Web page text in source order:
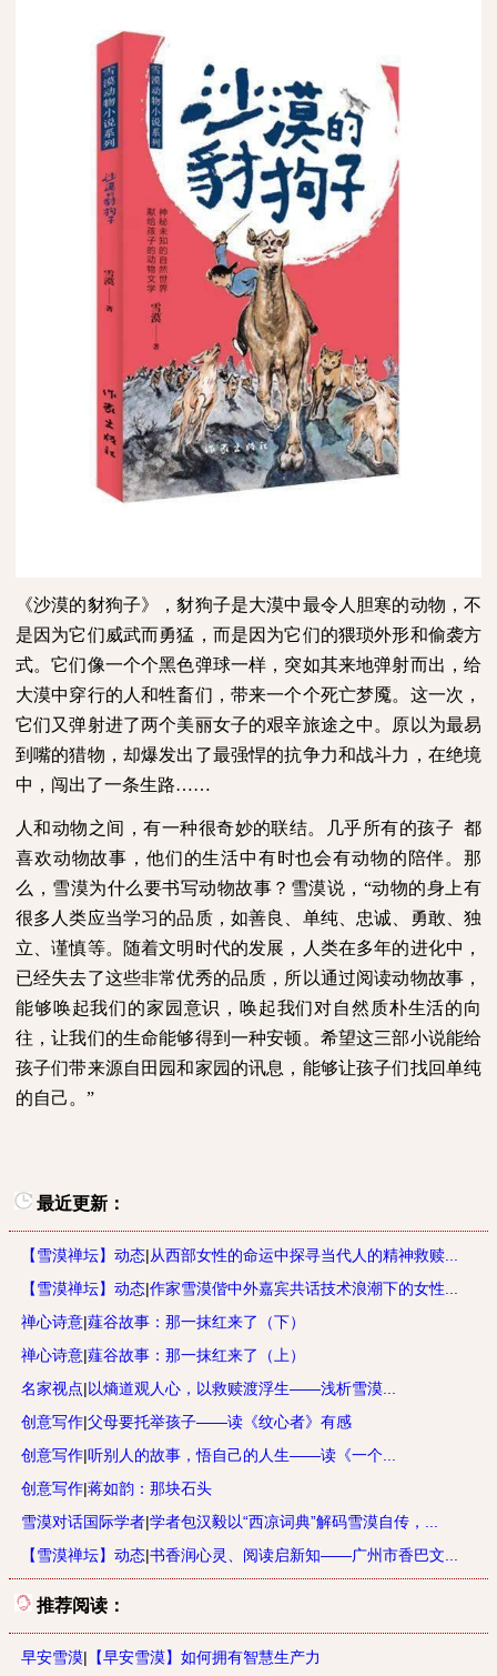
《沙漠的豺狗子》，豺狗子是大漠中最令人胆寒的动物，不
是因为它们威武而勇猛，而是因为它们的猥琐外形和偷袭方
式。它们像一个个黑色弹球一样，突如其来地弹射而出，给
大漠中穿行的人和牲畜们，带来一个个死亡梦魇。这一次，
它们又弹射进了两个美丽女子的艰辛旅途之中。原以为最易
到嘴的猎物，却爆发出了最强悍的抗争力和战斗力，在绝境
中，闯出了一条生路……
人和动物之间，有一种很奇妙的联结。几乎所有的孩子 都
喜欢动物故事，他们的生活中有时也会有动物的陪伴。那
么，雪漠为什么要书写动物故事？雪漠说，“动物的身上有
很多人类应当学习的品质，如善良、单纯、忠诚、勇敢、独
立、谨慎等。随着文明时代的发展，人类在多年的进化中，
已经失去了这些非常优秀的品质，所以通过阅读动物故事，
能够唤起我们的家园意识，唤起我们对自然质朴生活的向
往，让我们的生命能够得到一种安顿。希望这三部小说能给
孩子们带来源自田园和家园的讯息，能够让孩子们找回单纯
的自己。”
最近更新：
【雪漠禅坛】动态|从西部女性的命运中探寻当代人的精神救赎...
【雪漠禅坛】动态|作家雪漠偕中外嘉宾共话技术浪潮下的女性...
禅心诗意|薤谷故事：那一抹红来了（下）
禅心诗意|薤谷故事：那一抹红来了（上）
名家视点|以熵道观人心，以救赎渡浮生——浅析雪漠...
创意写作|父母要托举孩子——读《纹心者》有感
创意写作|听别人的故事，悟自己的人生——读《一个...
创意写作|蒋如韵：那块石头
雪漠对话国际学者|学者包汉毅以“西凉词典”解码雪漠自传，...
【雪漠禅坛】动态|书香润心灵、阅读启新知——广州市香巴文...
推荐阅读：
早安雪漠| 【早安雪漠】如何拥有智慧生产力